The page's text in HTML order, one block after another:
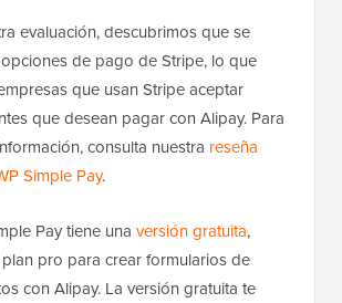
evaluación, descubrimos que se
de pago de Stripe, lo que
que usan Stripe aceptar
que desean pagar con Alipay. Para
consulta nuestra reseña
Simple Pay.
Pay tiene una versión gratuita,
pro para crear formularios de
con Alipay. La versión gratuita te